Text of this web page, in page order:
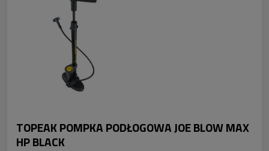
TOPEAK POMPKA PODŁOGOWA JOE BLOW MAX
HP BLACK